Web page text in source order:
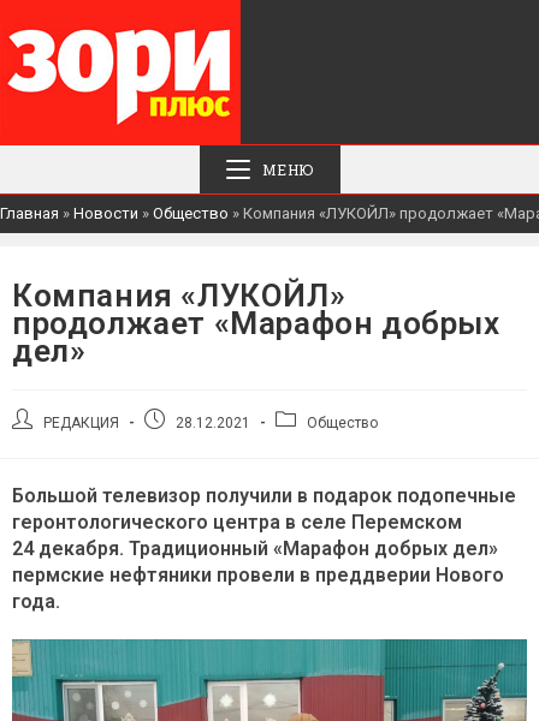
МЕНЮ
Главная » Новости » Общество » Компания «ЛУКОЙЛ» продолжает
Компания «ЛУКОЙЛ»
продолжает «Марафон добрых
дел»
АвторРЕДАКЦИЯ
Запись28.12.2021
РубрикаОбщество
Большой телевизор получили в подарок подопечные
геронтологического центра в селе Перемском
24 декабря. Традиционный «Марафон добрых дел»
пермские нефтяники провели в преддверии Нового
года.